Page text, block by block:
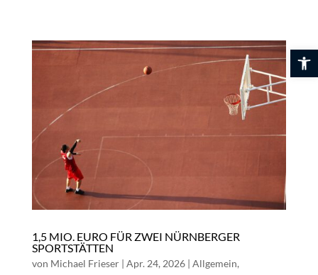
1,5 MIO. EURO FÜR ZWEI NÜRNBERGER
SPORTSTÄTTEN
von Michael Frieser| Apr. 24, 2026| Allgemein,